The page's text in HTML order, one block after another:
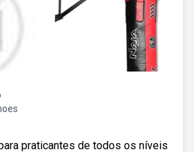
praticantes de todos os níveis